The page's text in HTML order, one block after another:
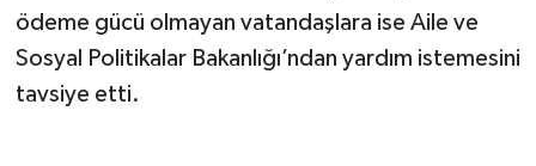
ödeme gücü olmayan vatandaşlara ise Aile ve
Sosyal Politikalar Bakanlığı’ndan yardım istemesini
tavsiye etti.